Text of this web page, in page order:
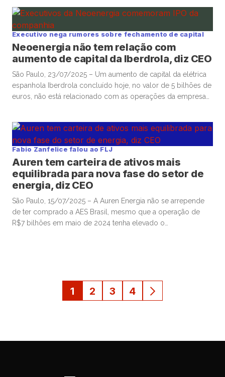
bilhão e listando BTG, Santander e Itaú entre os credores. A
companhia, […]
Executivo nega rumores sobre fechamento de capital
Neoenergia não tem relação com
aumento de capital da Iberdrola, diz CEO
São Paulo, 23/07/2025 – Um aumento de capital da elétrica
espanhola Iberdrola concluído hoje, no valor de 5 bilhões de
euros, não está relacionado com as operações da empresa
Iberdrola levantou especulações no mercado de que […]
Fabio Zanfelice falou ao FLJ
Auren tem carteira de ativos mais
equilibrada para nova fase do setor de
energia, diz CEO
São Paulo, 15/07/2025 – A Auren Energia não se arrepende
de ter comprado a AES Brasil, mesmo que a operação de
R$7 bilhões em maio de 2024 tenha elevado o
1 2 3 4